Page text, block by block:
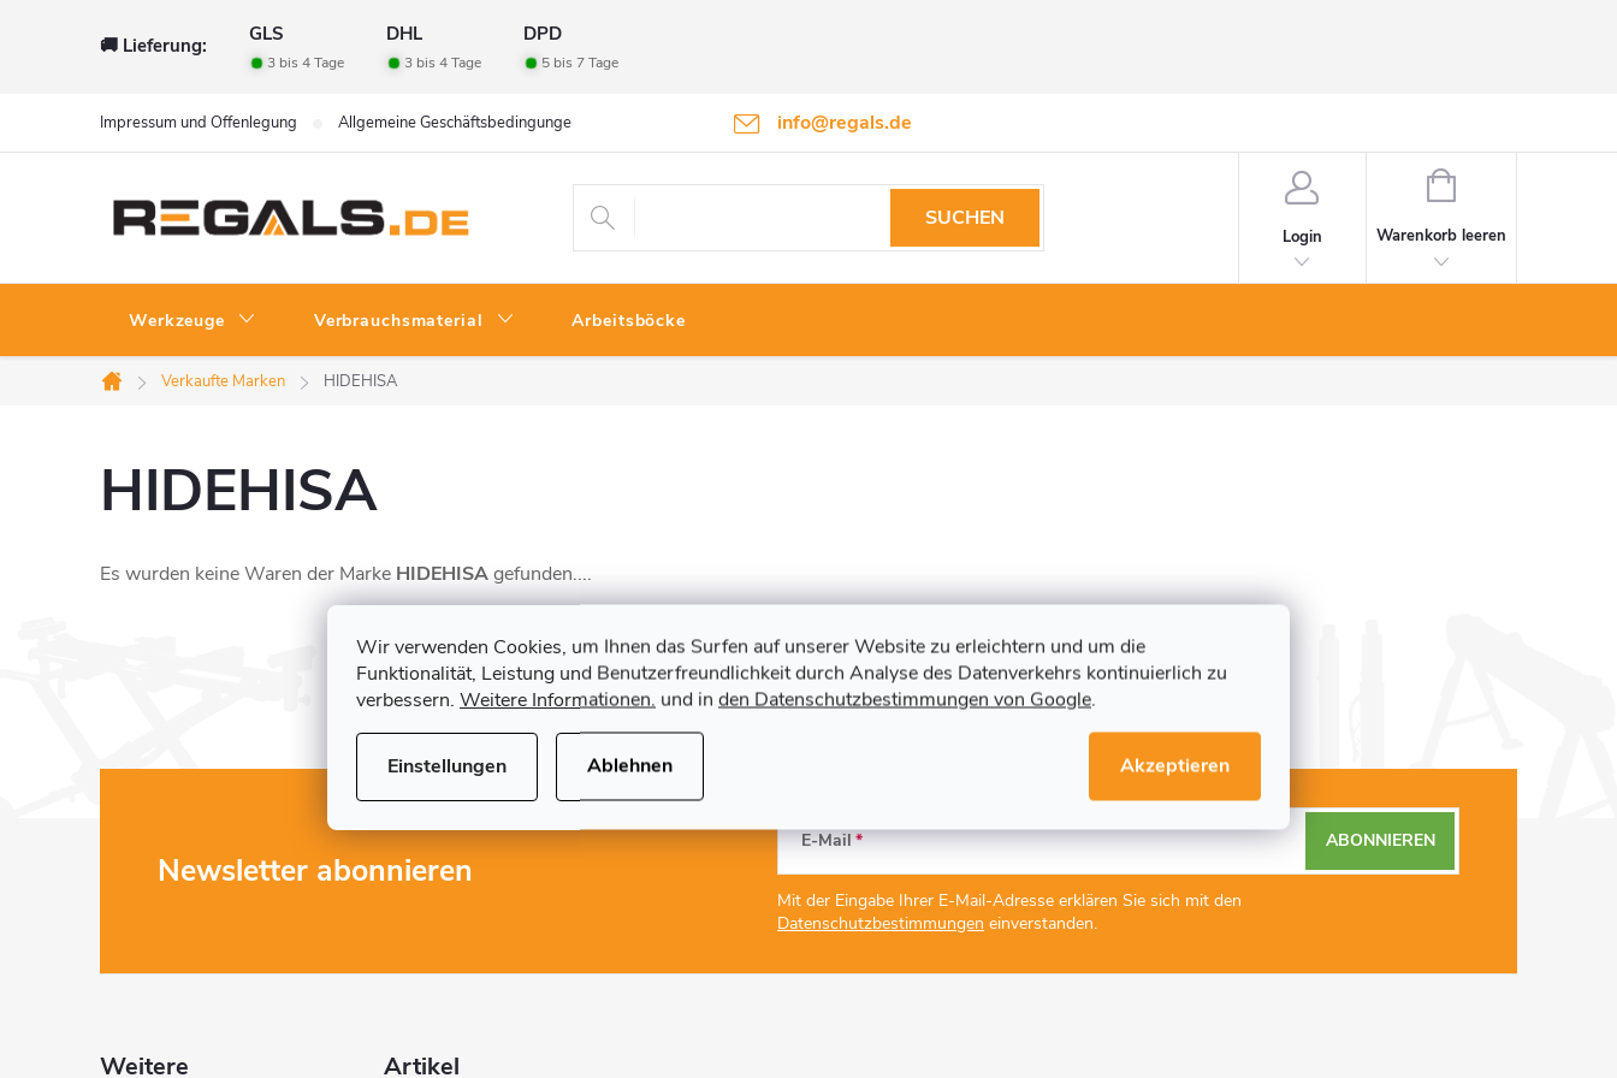
Wir verwenden Cookies, um Ihnen das Surfen auf unserer Website zu erleichtern und um die
Funktionalität, Leistung und Benutzerfreundlichkeit durch Analyse des Datenverkehrs kontinuierlich zu
verbessern. Weitere Informationen. und in den Datenschutzbestimmungen von Google.
Einstellungen Ablehnen Akzeptieren
🚚 Lieferung: GLS DHL DPD
3 bis 4 Tage 3 bis 4 Tage 5 bis 7 Tage
info@regals.de
Impressum und Offenlegung Allgemeine Geschäftsbedingungen Datenschutzbestimmungen Rückgabeinformationen
SUCHEN
Login
WARENKORB
Warenkorb leeren
Werkzeuge Verbrauchsmaterial Arbeitsböcke
Startseite
Verkaufte Marken HIDEHISA
HIDEHISA
Es wurden keine Waren der Marke HIDEHISAgefunden....
Newsletter abonnieren
E-Mail
Mit der Eingabe Ihrer E-Mail-Adresse erklären Sie sich mit den
Datenschutzbestimmungen einverstanden.
ABONNIEREN
Weitere Artikel